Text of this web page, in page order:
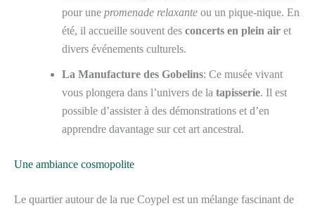
pour une promenade relaxante ou un pique-nique. En
été, il accueille souvent des concerts en plein air et
divers événements culturels.
La Manufacture des Gobelins: Ce musée vivant
vous plongera dans l’univers de la tapisserie. Il est
possible d’assister à des démonstrations et d’en
apprendre davantage sur cet art ancestral.
Une ambiance cosmopolite
Le quartier autour de la rue Coypel est un mélange fascinant de